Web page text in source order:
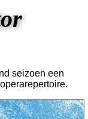
seizoen een